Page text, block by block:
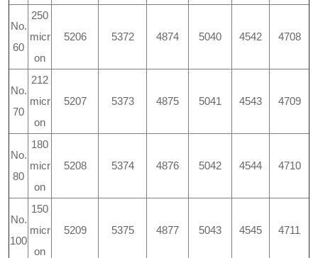
No.
60
250
micr
on
5206 5372 4874 5040 4542 4708
No.
70
212
micr
on
5207 5373 4875 5041 4543 4709
No.
80
180
micr
on
5208 5374 4876 5042 4544 4710
No.
100
150
micr
on
5209 5375 4877 5043 4545 4711